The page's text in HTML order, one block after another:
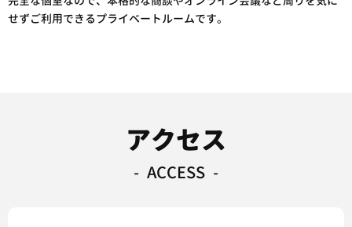
せずご利用できるプライベートルームです。
アクセス
ACCESS